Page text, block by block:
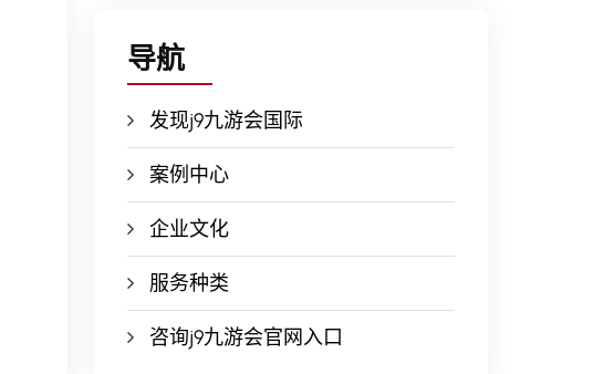
导航
发现j9九游会国际
案例中心
企业文化
服务种类
咨询j9九游会官网入口